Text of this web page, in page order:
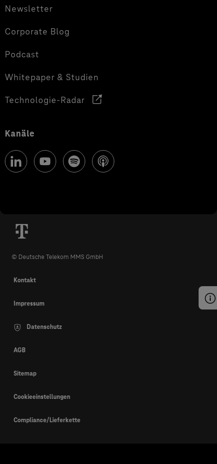
Newsletter
Corporate Blog
Podcast
Whitepaper & Studien
Technologie-Radar
Kanäle
© Deutsche Telekom MMS GmbH
Kontakt
Impressum
Datenschutz
AGB
Sitemap
Cookieeinstellungen
Compliance/Lieferkette